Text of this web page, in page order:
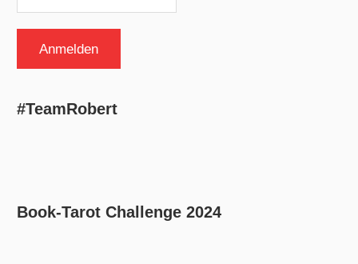
#TeamRobert
Book-Tarot Challenge 2024